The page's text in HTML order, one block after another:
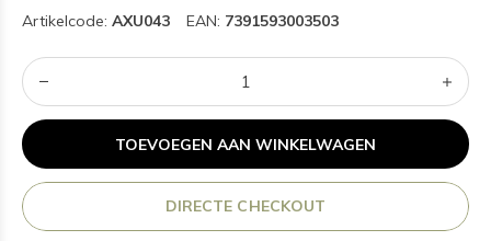
Artikelcode: AXU043 EAN: 7391593003503
TOEVOEGEN AAN WINKELWAGEN
DIRECTE CHECKOUT